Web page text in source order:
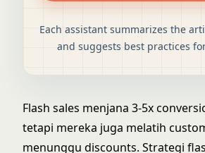
Each assistant summarizes the
and suggests best practices
Flash sales menjana 3-5x
tetapi mereka juga melatih
menunggu discounts. Strategi